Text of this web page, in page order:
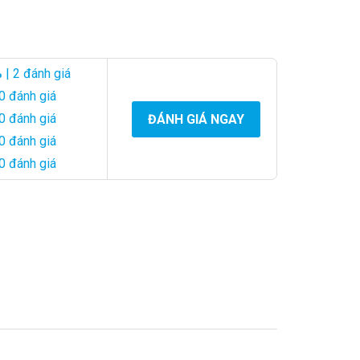
nghệ thuật đẹp mắt, tràn đầy ý nghĩa.
niệm.
độc đáo và chất lượng.
trong việc truyền đạt những cảm xúc và ý nghĩa tốt
| 2 đánh giá
đánh giá
đánh giá
đánh giá
đánh giá
ĐÁNH GIÁ NGAY